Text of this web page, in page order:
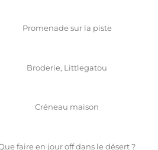
Promenade sur la piste
Broderie, Littlegatou
Créneau maison
faire en jour off dans le désert ?